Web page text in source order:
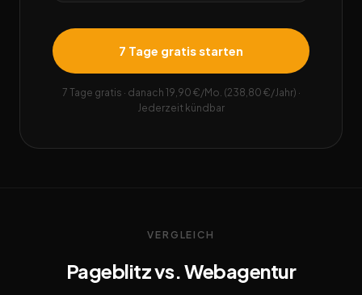
7 Tage gratis starten
7 Tage gratis · danach 19,90 €/Mo. (238,80 €/Jahr) ·
Jederzeit kündbar
VERGLEICH
Pageblitz vs. Webagentur